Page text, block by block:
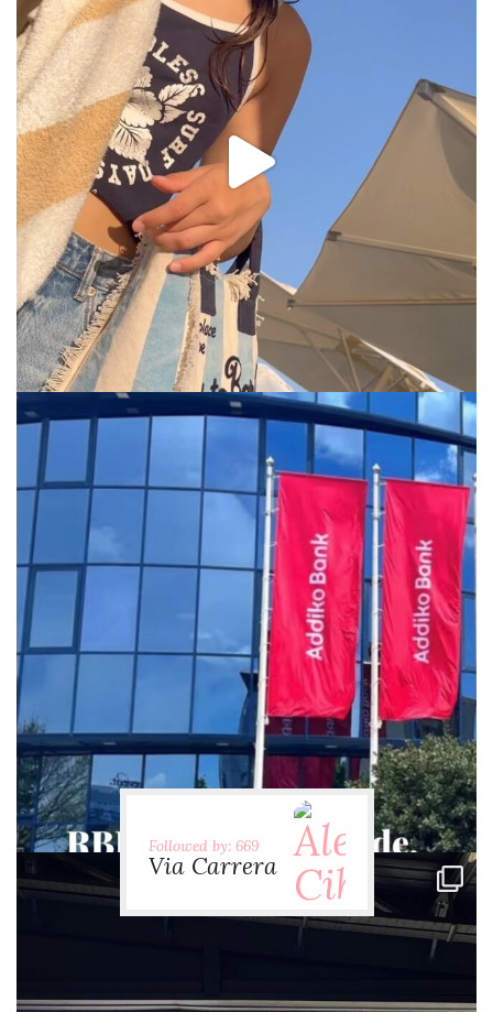
Followed by: 669
Via Carrera
via.carrera
Jul 31
via.carrera
Jul 29